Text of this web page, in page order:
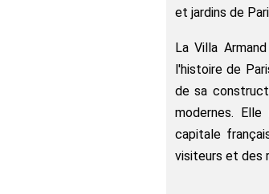
et jardins de
La Villa
l'histoire de
de sa
modernes.
capitale
visiteurs et des